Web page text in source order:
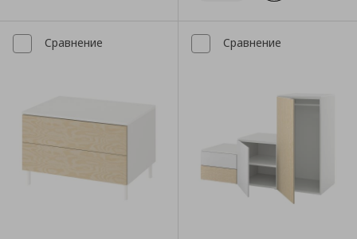
Сравнение Сравнение